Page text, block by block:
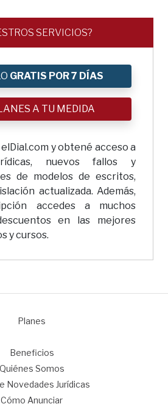
SERVICIOS?
GRATIS POR 7 DÍAS
A TU MEDIDA
y obtené acceso a
nuevos fallos y
de modelos de escritos,
actualizada. Además,
accedes a muchos
en las mejores
y cursos.
Planes
Beneficios
Quiénes Somos
Novedades Jurídicas
Cómo Anunciar